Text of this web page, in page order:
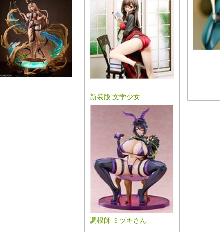
新装版 文学少女
調根師 ミヅキさん